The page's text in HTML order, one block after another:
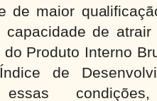
de maior
capacidade de
do Produto Interno
de
essas